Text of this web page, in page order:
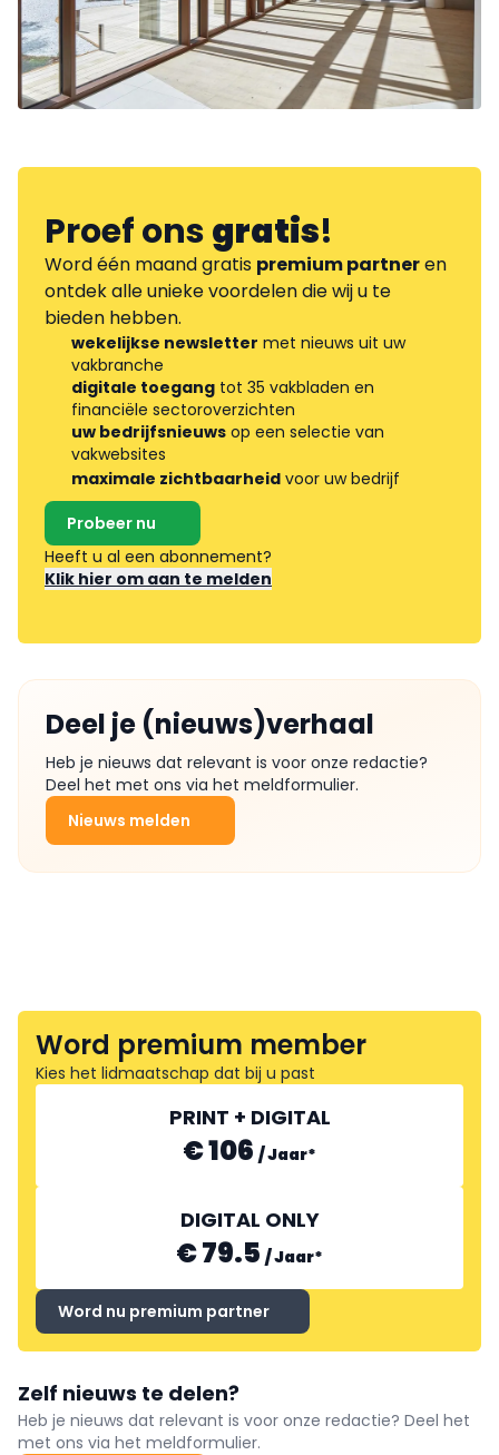
Proef onsgratis!
Word één maand gratis premium partneren
ontdek alle unieke voordelen die wij u te
bieden hebben.
wekelijkse newsletter met nieuws uit uw
vakbranche
digitale toegang tot 35 vakbladen en
financiële sectoroverzichten
uw bedrijfsnieuws op een selectie van
vakwebsites
maximale zichtbaarheid voor uw bedrijf
Probeer nu
Heeft u al een abonnement?
Klik hier om aan te melden
Deel je (nieuws)verhaal
Heb je nieuws dat relevant is voor onze redactie?
Deel het met ons via het meldformulier.
Nieuws melden
Word premium member
Kies het lidmaatschap dat bij u past
PRINT + DIGITAL
€ 106 /Jaar*
DIGITAL ONLY
€ 79.5 /Jaar*
Word nu premium partner
Zelf nieuws te delen?
Heb je nieuws dat relevant is voor onze redactie? Deel het
met ons via het meldformulier.